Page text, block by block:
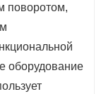
поворотом,
оборудование